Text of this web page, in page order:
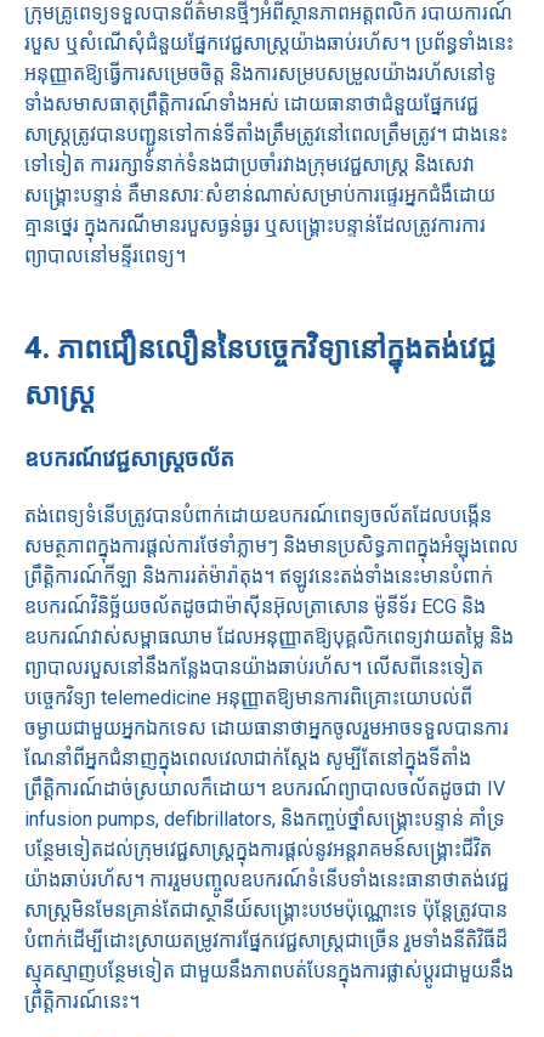
ក្រុមគ្រូពេទ្យទទួលបានព័ត៌មានថ្មីៗអំពីស្ថានភាពអត្តពលិក របាយការណ៍
របួស ឬសំណើសុំជំនួយផ្នែកវេជ្ជសាស្រ្តយ៉ាងឆាប់រហ័ស។ ប្រព័ន្ធទាំងនេះ
អនុញ្ញាតឱ្យធ្វើការសម្រេចចិត្ត និងការសម្របសម្រួលយ៉ាងរហ័សនៅទូ
ទាំងសមាសធាតុព្រឹត្តិការណ៍ទាំងអស់ ដោយធានាថាជំនួយផ្នែកវេជ្ជ
សាស្រ្តត្រូវបានបញ្ជូនទៅកាន់ទីតាំងត្រឹមត្រូវនៅពេលត្រឹមត្រូវ។ ជាងនេះ
ទៅទៀត ការរក្សាទំនាក់ទំនងជាប្រចាំរវាងក្រុមវេជ្ជសាស្រ្ដ និងសេវា
សង្គ្រោះបន្ទាន់ គឺមានសារៈសំខាន់ណាស់សម្រាប់ការផ្ទេរអ្នកជំងឺដោយ
គ្មានថ្នេរ ក្នុងករណីមានរបួសធ្ងន់ធ្ងរ ឬសង្គ្រោះបន្ទាន់ដែលត្រូវការការ
ព្យាបាលនៅមន្ទីរពេទ្យ។
4. ភាពជឿនលឿននៃបច្ចេកវិទ្យានៅក្នុងតង់វេជ្ជ
សាស្រ្ត
ឧបករណ៍វេជ្ជសាស្ត្រចល័ត
តង់ពេទ្យទំនើបត្រូវបានបំពាក់ដោយឧបករណ៍ពេទ្យចល័តដែលបង្កើន
សមត្ថភាពក្នុងការផ្តល់ការថែទាំភ្លាមៗ និងមានប្រសិទ្ធភាពក្នុងអំឡុងពេល
ព្រឹត្តិការណ៍កីឡា និងការរត់ម៉ារ៉ាតុង។ ឥឡូវនេះតង់ទាំងនេះមានបំពាក់
ឧបករណ៍វិនិច្ឆ័យចល័តដូចជាម៉ាស៊ីនអ៊ុលត្រាសោន ម៉ូនីទ័រ ECG និង
ឧបករណ៍វាស់សម្ពាធឈាម ដែលអនុញ្ញាតឱ្យបុគ្គលិកពេទ្យវាយតម្លៃ និង
ព្យាបាលរបួសនៅនឹងកន្លែងបានយ៉ាងឆាប់រហ័ស។ លើសពីនេះទៀត
បច្ចេកវិទ្យា telemedicine អនុញ្ញាតឱ្យមានការពិគ្រោះយោបល់ពី
ចម្ងាយជាមួយអ្នកឯកទេស ដោយធានាថាអ្នកចូលរួមអាចទទួលបានការ
ណែនាំពីអ្នកជំនាញក្នុងពេលវេលាជាក់ស្តែង សូម្បីតែនៅក្នុងទីតាំង
ព្រឹត្តិការណ៍ដាច់ស្រយាលក៏ដោយ។ ឧបករណ៍ព្យាបាលចល័តដូចជា IV
infusion pumps, defibrillators, និងកញ្ចប់ថ្នាំសង្គ្រោះបន្ទាន់ គាំទ្រ
បន្ថែមទៀតដល់ក្រុមវេជ្ជសាស្រ្ដក្នុងការផ្តល់នូវអន្តរាគមន៍សង្គ្រោះជីវិត
យ៉ាងឆាប់រហ័ស។ ការរួមបញ្ចូលឧបករណ៍ទំនើបទាំងនេះធានាថាតង់វេជ្ជ
សាស្រ្តមិនមែនគ្រាន់តែជាស្ថានីយ៍សង្គ្រោះបឋមប៉ុណ្ណោះទេ ប៉ុន្តែត្រូវបាន
បំពាក់ដើម្បីដោះស្រាយតម្រូវការផ្នែកវេជ្ជសាស្រ្តជាច្រើន រួមទាំងនីតិវិធីដ៏
ស្មុគស្មាញបន្ថែមទៀត ជាមួយនឹងភាពបត់បែនក្នុងការផ្លាស់ប្តូរជាមួយនឹង
ព្រឹត្តិការណ៍នេះ។